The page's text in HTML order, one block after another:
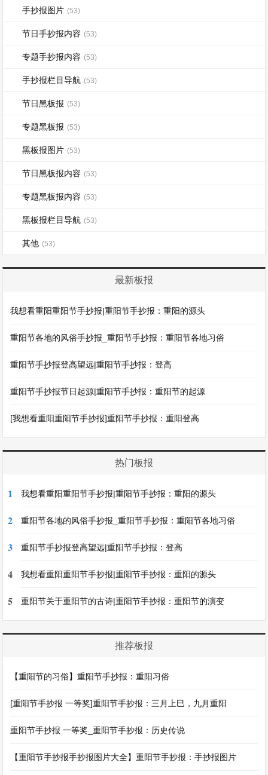
手抄报图片 (53)
节日手抄报内容 (53)
专题手抄报内容 (53)
手抄报栏目导航 (53)
节日黑板报 (53)
专题黑板报 (53)
黑板报图片 (53)
节日黑板报内容 (53)
专题黑板报内容 (53)
黑板报栏目导航 (53)
其他 (53)
最新板报
我想看重阳重阳节手抄报|重阳节手抄报：重阳的源头
重阳节各地的风俗手抄报_重阳节手抄报：重阳节各地习俗
重阳节手抄报登高望远|重阳节手抄报：登高
重阳节手抄报节日起源|重阳节手抄报：重阳节的起源
[我想看重阳重阳节手抄报]重阳节手抄报：重阳登高
热门板报
1 我想看重阳重阳节手抄报|重阳节手抄报：重阳的源头
2 重阳节各地的风俗手抄报_重阳节手抄报：重阳节各地习俗
3 重阳节手抄报登高望远|重阳节手抄报：登高
4 我想看重阳重阳节手抄报|重阳节手抄报：重阳的源头
5 重阳节关于重阳节的古诗|重阳节手抄报：重阳节的演变
推荐板报
【重阳节的习俗】重阳节手抄报：重阳习俗
[重阳节手抄报 一等奖]重阳节手抄报：三月上巳，九月重阳
重阳节手抄报 一等奖_重阳节手抄报：历史传说
【重阳节手抄报手抄报图片大全】重阳节手抄报：手抄报图片